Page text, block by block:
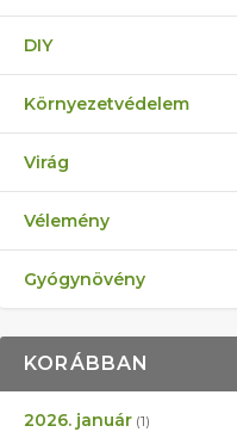
DIY
Környezetvédelem
Virág
Vélemény
Gyógynövény
KORÁBBAN
2026. január (1)